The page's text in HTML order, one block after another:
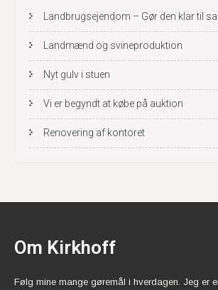
Landbrugsejendom – Gør den klar til
Landmænd og svineproduktion
Nyt gulv i stuen
Vi er begyndt at købe på auktion
Renovering af kontoret
Om Kirkhoff
Følg mine mange gøremål i hverdagen. Jeg er